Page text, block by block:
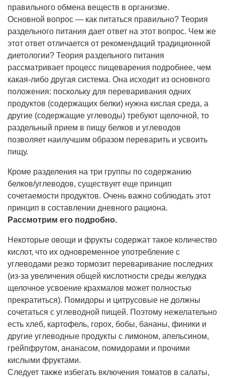
правильного обмена веществ в организме.
Основной вопрос — как питаться правильно? Теория
раздельного питания дает ответ на этот вопрос. Чем же
этот ответ отличается от рекомендаций традиционной
диетологии? Теория раздельного питания
рассматривает процесс пищеварения подробнее, чем
какая-либо другая система. Она исходит из основного
положения: поскольку для переваривания одних
продуктов (содержащих белки) нужна кислая среда, а
другие (содержащие углеводы) требуют щелочной, то
раздельный прием в пищу белков и углеводов
позволяет наилучшим образом переварить и усвоить
пищу.
Кроме разделения на три группы по содержанию
белков/углеводов, существует еще принцип
сочетаемости продуктов. Очень важно соблюдать этот
принцип в составлении дневного рациона.
Рассмотрим его подробно.
Некоторые овощи и фрукты содержат такое количество
кислот, что их одновременное употребление с
углеводами резко тормозит переваривание последних
(из-за увеличения общей кислотности среды желудка
щелочное усвоение крахмалов может полностью
прекратиться). Помидоры и цитрусовые не должны
сочетаться с углеводной пищей. Поэтому нежелательно
есть хлеб, картофель, горох, бобы, бананы, финики и
другие углеводные продукты с лимоном, апельсином,
грейпфрутом, ананасом, помидорами и прочими
кислыми фруктами.
Следует также избегать включения томатов в салаты,